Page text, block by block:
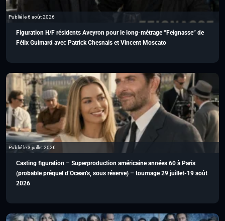
Publié le 6 août 2026
Figuration H/F résidents Aveyron pour le long-métrage “Feignasse” de
Félix Guimard avec Patrick Chesnais et Vincent Moscato
Publié le 3 juillet 2026
Casting figuration – Superproduction américaine années 60 à Paris
(probable préquel d’Ocean’s, sous réserve) – tournage 29 juillet-19 août
2026